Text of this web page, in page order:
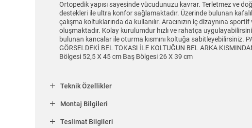
Ortopedik yapısı sayesinde vücudunuzu kavrar. Terletmez ve
destekleri ile ultra konfor sağlamaktadır. Üzerinde bulunan
çalışma koltuklarında da kullanılır. Aracınızın iç dizaynına
oluşmaktadır. Kolay kurulumdur hızlı ve rahatça
bulunan kancalar ile oturma kısmını koltuğa sabitleyebilirsiniz.
GÖRSELDEKİ BEL TOKASI İLE KOLTUĞUN BEL ARKA
Bölgesi 52,5 X 45 cm Baş Bölgesi 26 X 39 cm
Teknik Özellikler
Montaj Bilgileri
Teslimat Bilgileri